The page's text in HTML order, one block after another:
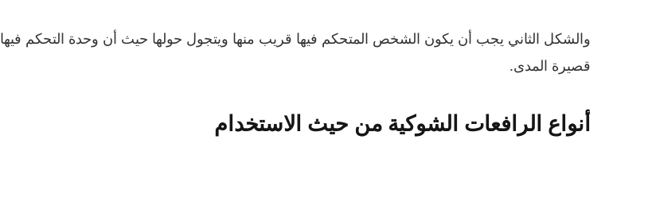
والشكل الثاني يجب أن يكون الشخص المتحكم فيها قريب منها ويتجول حولها حيث أن وحدة التحكم فيها
قصيرة المدى.
أنواع الرافعات الشوكية من حيث الاستخدام